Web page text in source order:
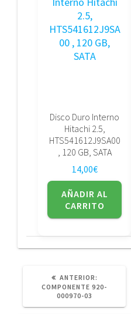
Disco Duro Interno
Hitachi 2.5,
HTS541612J9SA00
, 120 GB, SATA
14,00€
AÑADIR AL
CARRITO
ANTERIOR:
ANTERIOR:
COMPONENTE 920-
000970-03